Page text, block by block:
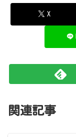
X
関連記事